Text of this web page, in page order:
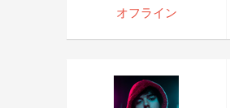
オフライン